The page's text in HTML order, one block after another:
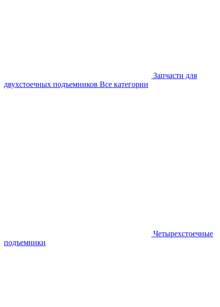
Запчасти для
двухстоечных подъемников Все категории
Четырехстоечные
подъемники